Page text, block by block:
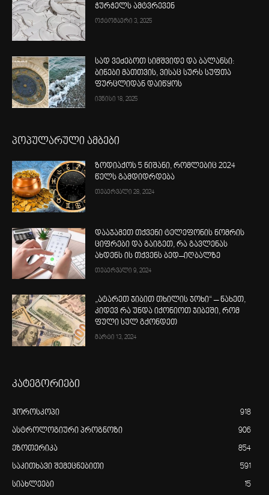
ჭურჭელს ამტვრევენ
ოქტომბერი 3, 2025
სად ვეძებოთ სიმშვიდე და ბალანსი:
ბინები მათთვის, ვისაც სურს სუფთა
ფურცლიდან დაიწყოს
ივნისი 18, 2025
პოპულარული ამბები
ზოდიაქოს 5 ნიშანი, რომლებიც 2024
წელს გამდიდრდება
თებერვალი 28, 2024
დააჯამეთ თქვენი ტელეფონის ნომრის
ციფრები და გაიგეთ, რა გავლენას
ახდენს ის თქვენს ბედ–იღბალზე
თებერვალი 9, 2024
„ატარეთ ჯიბით თხილის ჯოხი“ – ნახეთ,
კიდევ რა უნდა იქონიოთ ჯიბეში, რომ
ფული სულ გქონდეთ
მარტი 13, 2024
კატეგორიები
ჰოროსკოპი 918
ასტროლოგიური პროგნოზი 906
ეზოთერიკა 854
საკითხავი შემეცნებითი 591
სიახლეები 15